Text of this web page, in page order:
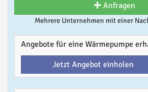
Anfragen
Mehrere Unternehmen mit einer
Angebote für eine Wärmepumpe
Jetzt Angebot einholen